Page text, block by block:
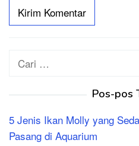
Cari
Pos-pos
5 Jenis Ikan Molly yang
Pasang di Aquarium